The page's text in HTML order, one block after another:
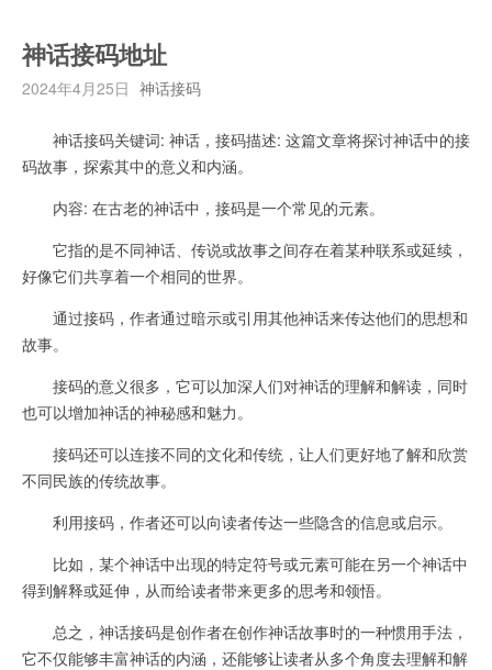
神话接码地址
2024年4月25日 神话接码
神话接码关键词: 神话，接码描述: 这篇文章将探讨神话中的接
码故事，探索其中的意义和内涵。
内容: 在古老的神话中，接码是一个常见的元素。
它指的是不同神话、传说或故事之间存在着某种联系或延续，
好像它们共享着一个相同的世界。
通过接码，作者通过暗示或引用其他神话来传达他们的思想和
故事。
接码的意义很多，它可以加深人们对神话的理解和解读，同时
也可以增加神话的神秘感和魅力。
接码还可以连接不同的文化和传统，让人们更好地了解和欣赏
不同民族的传统故事。
利用接码，作者还可以向读者传达一些隐含的信息或启示。
比如，某个神话中出现的特定符号或元素可能在另一个神话中
得到解释或延伸，从而给读者带来更多的思考和领悟。
总之，神话接码是创作者在创作神话故事时的一种惯用手法，
它不仅能够丰富神话的内涵，还能够让读者从多个角度去理解和解